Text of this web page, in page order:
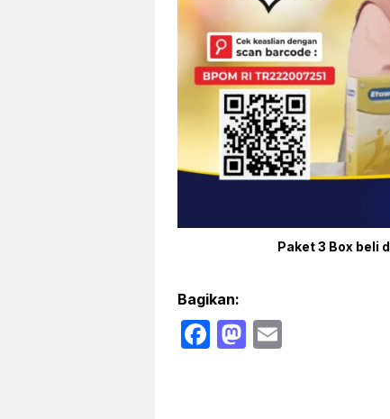
Paket 3 Box beli
Bagikan:
F
M